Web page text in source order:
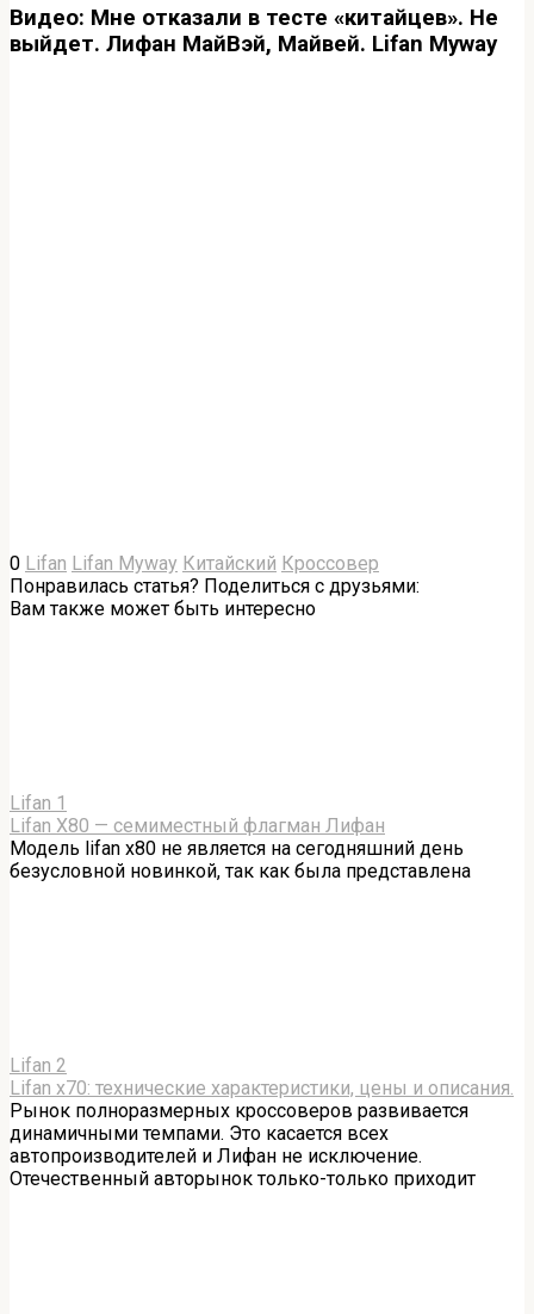
Видео: Мне отказали в тесте «китайцев». Не
выйдет. Лифан МайВэй, Майвей. Lifan Myway
0 Lifan Lifan Myway Китайский Кроссовер
Понравилась статья? Поделиться с друзьями:
Вам также может быть интересно
Lifan 1
Lifan X80 — семиместный флагман Лифан
Модель lifan x80 не является на сегодняшний день
безусловной новинкой, так как была представлена
Lifan 2
Lifan x70: технические характеристики, цены и описания.
Рынок полноразмерных кроссоверов развивается
динамичными темпами. Это касается всех
автопроизводителей и Лифан не исключение.
Отечественный авторынок только-только приходит